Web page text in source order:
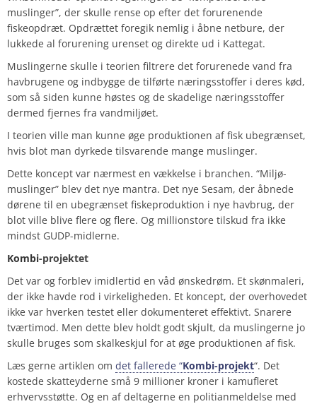
muslinger”, der skulle rense op efter det forurenende
fiskeopdræt. Opdrættet foregik nemlig i åbne netbure, der
lukkede al forurening urenset og direkte ud i Kattegat.
Muslingerne skulle i teorien filtrere det forurenede vand fra
havbrugene og indbygge de tilførte næringsstoffer i deres kød,
som så siden kunne høstes og de skadelige næringsstoffer
dermed fjernes fra vandmiljøet.
I teorien ville man kunne øge produktionen af fisk ubegrænset,
hvis blot man dyrkede tilsvarende mange muslinger.
Dette koncept var nærmest en vækkelse i branchen. “Miljø-
muslinger” blev det nye mantra. Det nye Sesam, der åbnede
dørene til en ubegrænset fiskeproduktion i nye havbrug, der
blot ville blive flere og flere. Og millionstore tilskud fra ikke
mindst GUDP-midlerne.
Kombi-projektet
Det var og forblev imidlertid en våd ønskedrøm. Et skønmaleri,
der ikke havde rod i virkeligheden. Et koncept, der overhovedet
ikke var hverken testet eller dokumenteret effektivt. Snarere
tværtimod. Men dette blev holdt godt skjult, da muslingerne jo
skulle bruges som skalkeskjul for at øge produktionen af fisk.
Læs gerne artiklen om det fallerede “Kombi-projekt“. Det
kostede skatteyderne små 9 millioner kroner i kamufleret
erhvervsstøtte. Og en af deltagerne en politianmeldelse med